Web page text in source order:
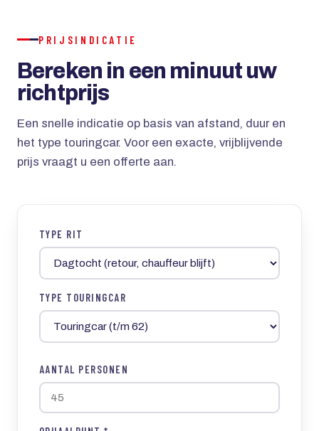
PRIJSINDICATIE
Bereken in een minuut uw
richtprijs
Een snelle indicatie op basis van afstand, duur en
het type touringcar. Voor een exacte, vrijblijvende
prijs vraagt u een offerte aan.
TYPE RIT
TYPE TOURINGCAR
AANTAL PERSONEN